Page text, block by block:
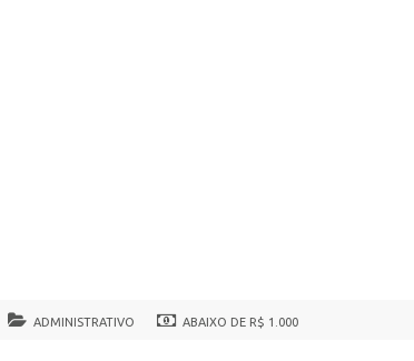
ADMINISTRATIVO ABAIXO DE R$ 1.000